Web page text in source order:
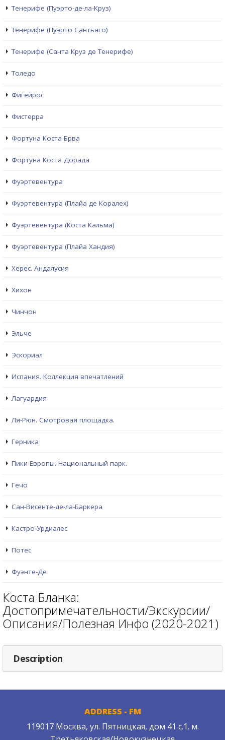
Тенерифе (Пуэрто-де-ла-Круз)
Тенерифе (Пуэрто Сантьяго)
Тенерифе (Санта Круз де Тенерифе)
Толедо
Фигейрос
Фистерра
Фортуна Коста Брва
Фортуна Коста Дорада
Фуэртевентура
Фуэртевентура (Плайа де Коралех)
Фуэртевентура (Коста Кальма)
Фуэртевентура (Плайа Хандия)
Херес. Андалусия
Хихон
Чинчон
Эльче
Эскориал
Испания. Коллекция впечатлений
Лагуардия
Ля-Рюн. Смотровая площадка.
Герника
Пики Европы. Национальный парк.
Гечо
Сан-Висенте-де-ла-Баркера
Кастро-Урдиалес
Потес
Фуэнте-Де
Коста Бланка:
Достопримечательности/Экскурсии/
Описания/Полезная Инфо (2020-2021)
Description
ADDRESS - FM
119017 Москва, ул. Пятницкая, дом 41 с.1. м.